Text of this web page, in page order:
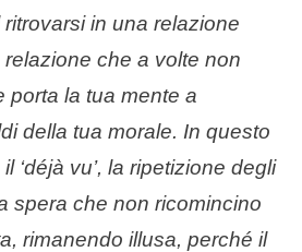
in una relazione
che a volte non
porta la tua mente a
della tua morale. In questo
‘déjà vu’, la ripetizione degli
spera che non ricomincino
rimanendo illusa, perché il